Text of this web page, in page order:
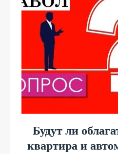
Будут ли
квартира и